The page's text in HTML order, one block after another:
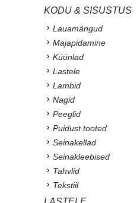
KODU & SISUSTUS
Lauamängud
Majapidamine
Küünlad
Lastele
Lambid
Nagid
Peeglid
Puidust tooted
Seinakellad
Seinakleebised
Tahvlid
Tekstiil